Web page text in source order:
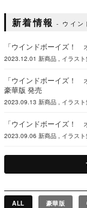
新着情報 ウイン
「ウインドボーイズ！
2023.12.01 新商品 イラス
「ウインドボーイズ！
豪華版 発売
2023.09.13 新商品 イラス
「ウインドボーイズ！
2023.09.06 新商品 イラス
ALL 豪華版